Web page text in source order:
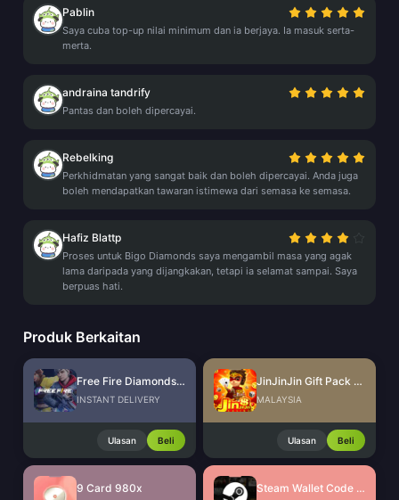
Pablin
Saya cuba top-up nilai minimum dan ia berjaya. Ia masuk serta-
merta.
andraina tandrify
Pantas dan boleh dipercayai.
Rebelking
Perkhidmatan yang sangat baik dan boleh dipercayai. Anda juga
boleh mendapatkan tawaran istimewa dari semasa ke semasa.
Hafiz Blattp
Proses untuk Bigo Diamonds saya mengambil masa yang agak
lama daripada yang dijangkakan, tetapi ia selamat sampai. Saya
berpuas hati.
Produk Berkaitan
Free Fire Diamonds EU + TR
INSTANT DELIVERY
Ulasan Beli
JinJinJin Gift Pack Redeem Code
MALAYSIA
Ulasan Beli
9 Card 980x Steam Wallet Code (MYR)